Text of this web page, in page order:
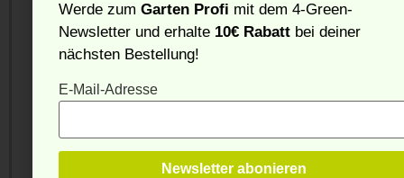
Feuchtigkeit. Extreme Hitze, Frost oder Trockenstress
sind ungünstig.
Entwicklung. Verwenden Sie einen feinen Strahl, damit
Saat oder Oberfläche nicht weggespült wird.
Werde zum Garten Profi mit dem 4-Green-
Newsletter und erhalte 10€ Rabattbei deiner
nächsten Bestellung!
E-Mail-Adresse